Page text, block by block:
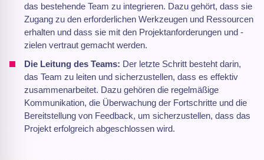
das bestehende Team zu integrieren. Dazu gehört, dass sie
Zugang zu den erforderlichen Werkzeugen und Ressourcen
erhalten und dass sie mit den Projektanforderungen und -
zielen vertraut gemacht werden.
Die Leitung des Teams: Der letzte Schritt besteht darin,
das Team zu leiten und sicherzustellen, dass es effektiv
zusammenarbeitet. Dazu gehören die regelmäßige
Kommunikation, die Überwachung der Fortschritte und die
Bereitstellung von Feedback, um sicherzustellen, dass das
Projekt erfolgreich abgeschlossen wird.